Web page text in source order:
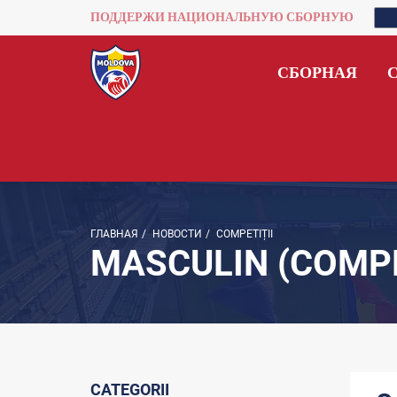
ПОДДЕРЖИ НАЦИОНАЛЬНУЮ СБОРНУЮ
СБОРНАЯ
ГЛАВНАЯ / НОВОСТИ / COMPETIȚII
MASCULIN
CATEGORII